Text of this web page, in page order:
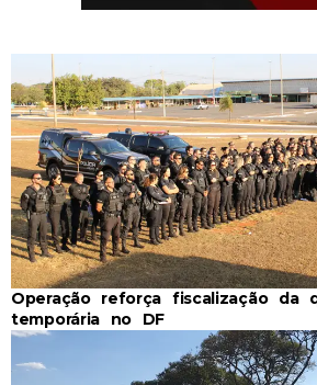
Operação reforça fiscalização da
temporária no DF